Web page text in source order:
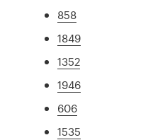
858
1849
1352
1946
606
1535